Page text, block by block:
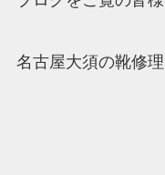
名古屋大須の靴修